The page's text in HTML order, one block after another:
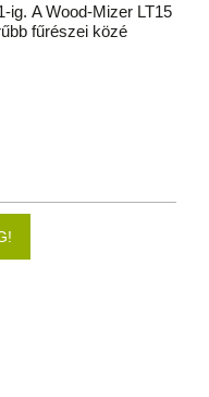
ig. A Wood-Mizer LT15
fűrészei közé